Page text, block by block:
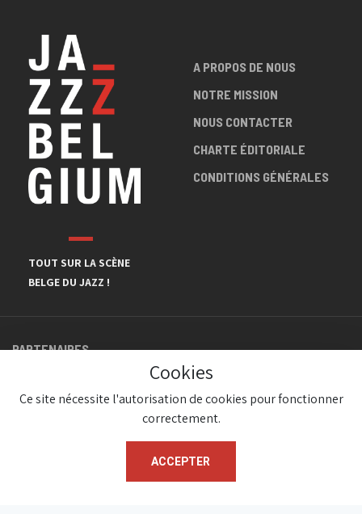
TOUT SUR LA SCÈNE
BELGE DU JAZZ !
A PROPOS DE NOUS
NOTRE MISSION
NOUS CONTACTER
CHARTE ÉDITORIALE
CONDITIONS GÉNÉRALES
PARTENAIRES
© JazzInBelgium 2026 ( Version 1.1.2)
Cookies
Ce site nécessite l'autorisation de cookies pour fonctionner
correctement.
ACCEPTER